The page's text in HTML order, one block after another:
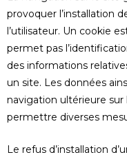
provoquer l’installation
l’utilisateur. Un cookie
permet pas
des informations
un site. Les données
navigation ultérieure
permettre diverses
Le refus d’installation